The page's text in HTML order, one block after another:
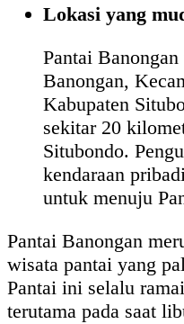
Lokasi yang
Pantai
Banongan,
Kabupaten
sekitar 20
Situbondo.
kendaraan
untuk menuju
Pantai Banongan
wisata pantai yang
Pantai ini selalu
terutama pada saat